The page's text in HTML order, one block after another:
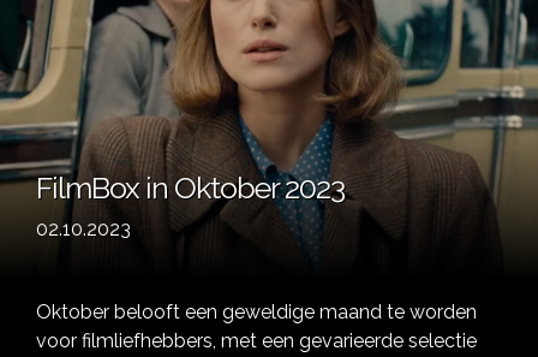
FilmBox in Oktober 2023
02.10.2023
Oktober belooft een geweldige maand te worden
voor filmliefhebbers, met een gevarieerde selectie